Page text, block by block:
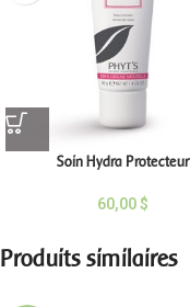
Soin Hydra Protecteur
60,00$
Produits similaires